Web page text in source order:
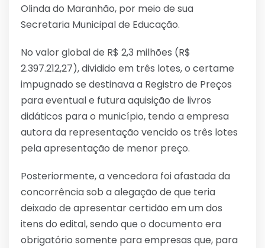
Olinda do Maranhão, por meio de sua
Secretaria Municipal de Educação.
No valor global de R$ 2,3 milhões (R$
2.397.212,27), dividido em três lotes, o certame
impugnado se destinava a Registro de Preços
para eventual e futura aquisição de livros
didáticos para o município, tendo a empresa
autora da representação vencido os três lotes
pela apresentação de menor preço.
Posteriormente, a vencedora foi afastada da
concorrência sob a alegação de que teria
deixado de apresentar certidão em um dos
itens do edital, sendo que o documento era
obrigatório somente para empresas que, para